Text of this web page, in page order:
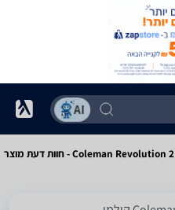
Coleman Revolution 2 - חוות דעת מוצר